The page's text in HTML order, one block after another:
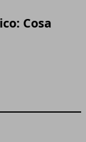
Cosa